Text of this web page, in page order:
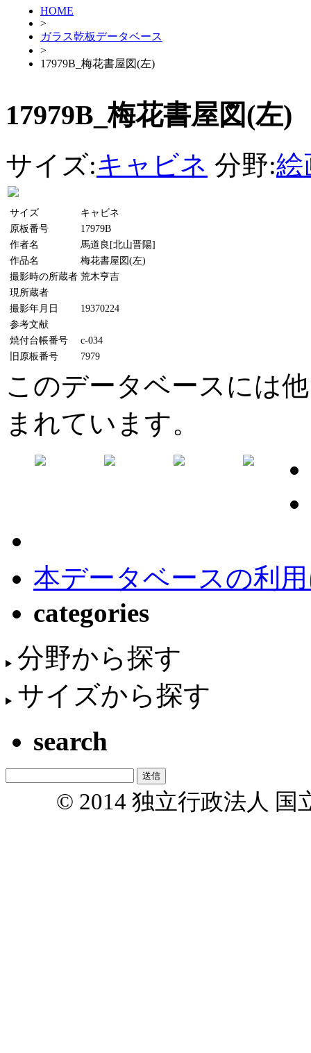
HOME
>
ガラス乾板データベース
>
17979B_梅花書屋図(左)
17979B_梅花書屋図(左)
サイズ:キャビネ 分野:絵
サイズ
キャビネ
原板番号
17979B
作者名
馬道良[北山晋陽]
作品名
梅花書屋図(左)
撮影時の所蔵者 荒木亨吉
現所蔵者
撮影年月日
19370224
参考文献
焼付台帳番号
c-034
旧原板番号
7979
このデータベースには
まれています。
本データベースの利
categories
分野から探す
サイズから探す
search
© 2014 独立行政法人 国